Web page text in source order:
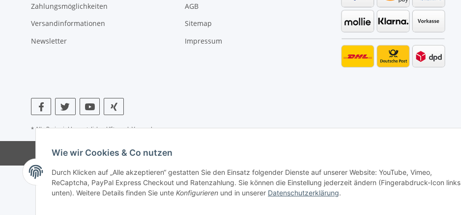
Zahlungsmöglichkeiten
Versandinformationen
Newsletter
AGB
Sitemap
Impressum
* Alle Preise inkl. gesetzlicher USt., zzgl.Versand
Wie wir Cookies & Co nutzen
Durch Klicken auf „Alle akzeptieren“ gestatten Sie den Einsatz folgender Dienste auf unserer Website: YouTube, Vimeo,
ReCaptcha, PayPal Express Checkout und Ratenzahlung. Sie können die Einstellung jederzeit ändern (Fingerabdruck-Icon links
unten). Weitere Details finden Sie unte Konfigurieren und in unserer Datenschutzerklärung.